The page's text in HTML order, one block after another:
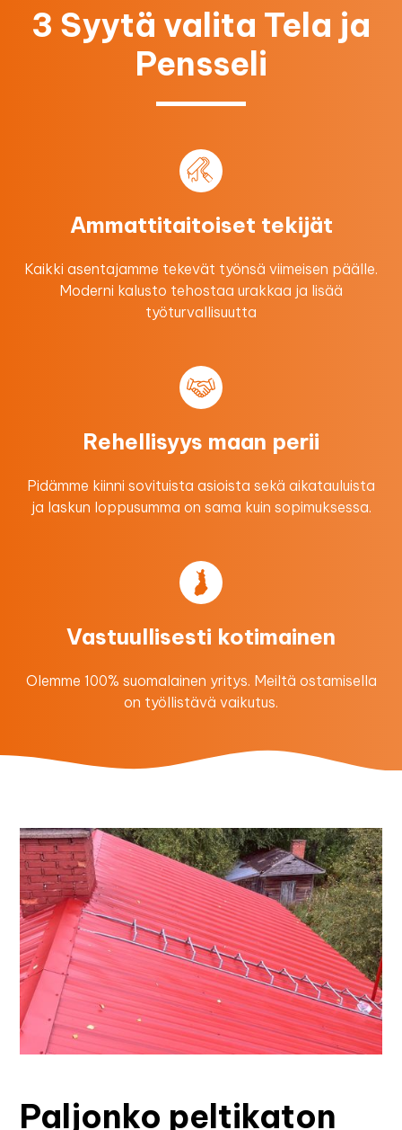
3 Syytä valita Tela ja
Pensseli
Ammattitaitoiset tekijät
Kaikki asentajamme tekevät työnsä viimeisen päälle.
Moderni kalusto tehostaa urakkaa ​ja lisää
työturvallisuutta
Rehellisyys maan perii
Pidämme kiinni sovituista asioista sekä aikatauluista
ja laskun loppusumma on sama kuin sopimuksessa.
Vastuullisesti kotimainen
Olemme 100% suomalainen yritys. Meiltä ostamisella
on työllistävä vaikutus.
Paljonko peltikaton